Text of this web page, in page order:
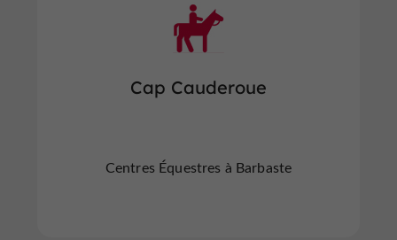
Cap Cauderoue
Centres Équestres à Barbaste